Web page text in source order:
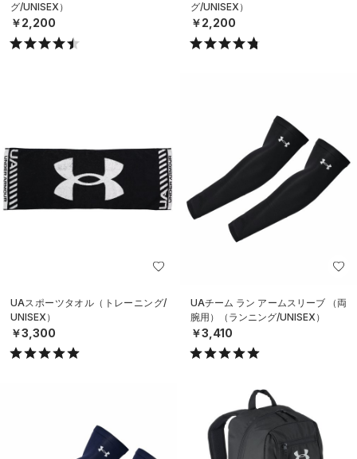
グ/UNISEX）
￥2,200
グ/UNISEX）
￥2,200
UAスポーツタオル（トレーニング/
UNISEX）
￥3,300
UAチーム ラン アームスリーブ （両
腕用）（ランニング/UNISEX）
￥3,410